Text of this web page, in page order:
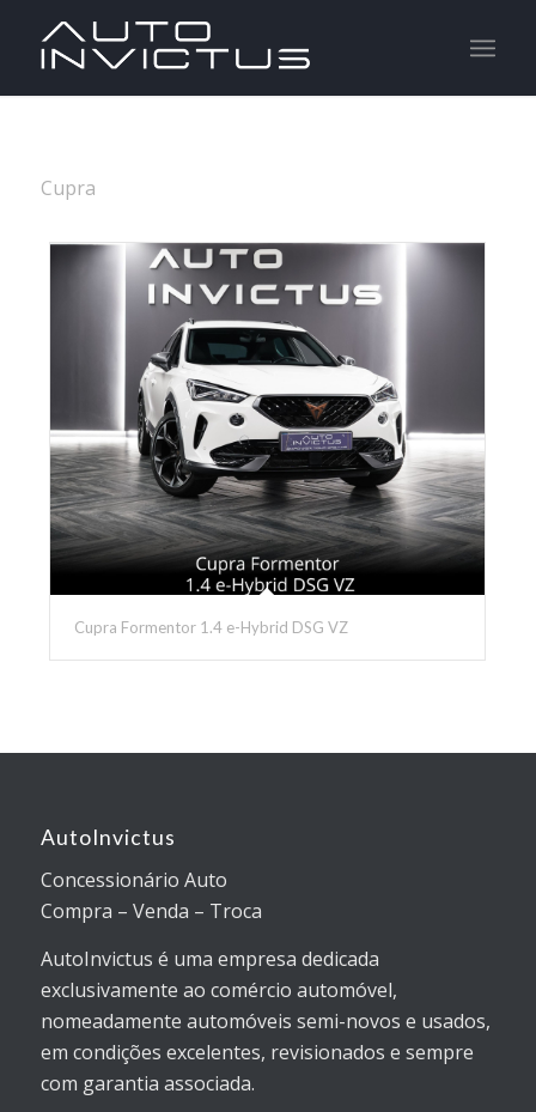
Cupra
Cupra Formentor 1.4 e-Hybrid DSG VZ
AutoInvictus
Concessionário Auto
Compra – Venda – Troca
AutoInvictus é uma empresa dedicada
exclusivamente ao comércio automóvel,
nomeadamente automóveis semi-novos e usados,
em condições excelentes, revisionados e sempre
com garantia associada.